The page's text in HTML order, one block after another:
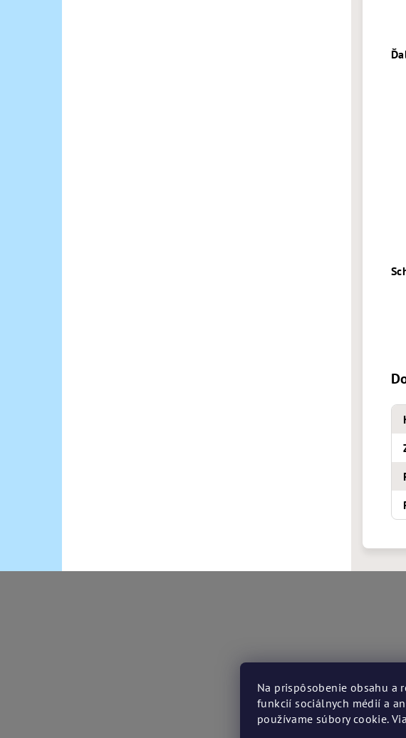
Na prispôsobenie obsahu a
funkcií sociálnych médií a
používame súbory cookie.